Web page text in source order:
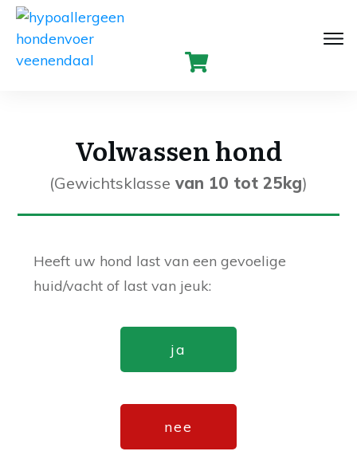
Volwassen hond
(Gewichtsklasse van 10 tot 25kg)
Heeft uw hond last van een gevoelige
huid/vacht of last van jeuk:
ja
nee